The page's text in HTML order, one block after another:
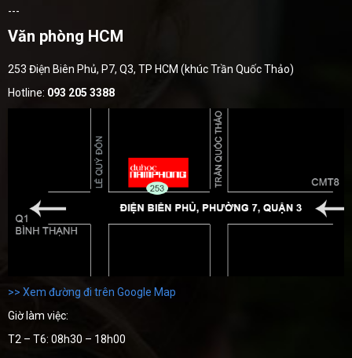
---
Văn phòng HCM
253 Điện Biên Phủ, P7, Q3, TP HCM (khúc Trần Quốc Thảo)
Hotline: 093 205 3388
>> Xem đường đi trên Google Map
Giờ làm việc:
T2 – T6: 08h30 – 18h00